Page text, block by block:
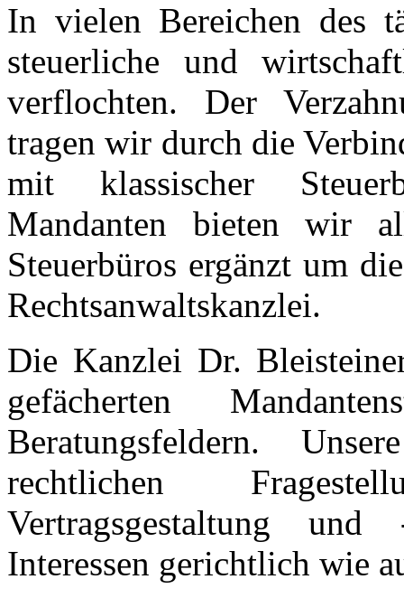
In vielen Bereichen des
steuerliche und
verflochten. Der
tragen wir durch die
mit klassischer
Mandanten bieten wir
Steuerbüros ergänzt um
Rechtsanwaltskanzlei.
Die Kanzlei Dr.
gefächerten
Beratungsfeldern.
rechtlichen
Vertragsgestaltung
Interessen gerichtlich wie